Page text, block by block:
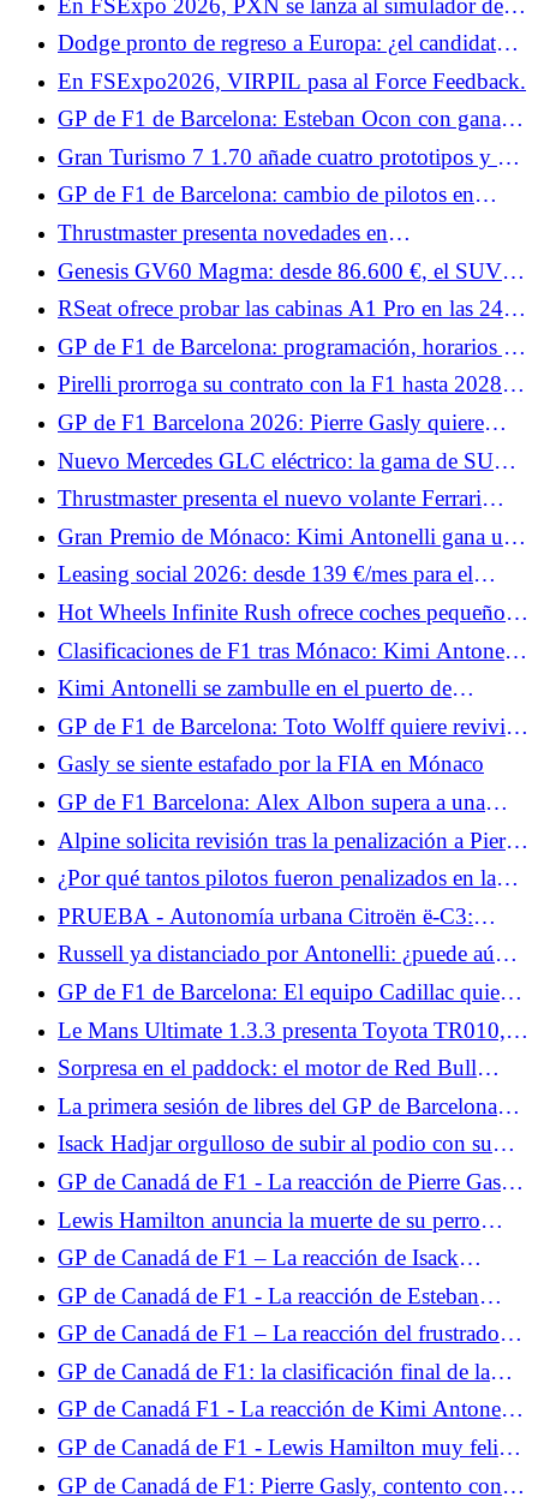
variante simplificada que lo convierte en... Prueba
lunes 8 de junio de 2026
vuelo.
Dodge pronto de regreso a Europa: ¿el candidato a
cargador eléctrico para Francia?
En FSExpo2026, VIRPIL pasa al Force Feedback.
GP de F1 de Barcelona: Esteban Ocon con ganas
de volver a terrenos conocidos
Gran Turismo 7 1.70 añade cuatro prototipos y un
coche de seguridad para las 24 Horas de Le Mans.
GP de F1 de Barcelona: cambio de pilotos en
Williams y Cadillac el viernes
Thrustmaster presenta novedades en
FlightSimExpo 2026.
Genesis GV60 Magma: desde 86.600 €, el SUV
deportivo eléctrico llega a Francia
RSeat ofrece probar las cabinas A1 Pro en las 24
Horas de Le Mans, promos y BDH Active Shifter.
GP de F1 de Barcelona: programación, horarios y
canales de TV para el fin de semana, ¿Kimi
Antonelli sigue imbatible?
Pirelli prorroga su contrato con la F1 hasta 2028:
apuesta por la estabilidad
GP de F1 Barcelona 2026: Pierre Gasly quiere
deshacerse de la decepción de Mónaco
Nuevo Mercedes GLC eléctrico: la gama de SUV
eléctricos se amplía, los precios bajan
Thrustmaster presenta el nuevo volante Ferrari
499P X Las 24 Horas de Le Mans
Gran Premio de Mónaco: Kimi Antonelli gana una
carrera movida, Hadjar y Hamilton suben al podio
Leasing social 2026: desde 139 €/mes para el
Nissan Micra elegible, ¿es más atractivo que el
Renault 5?
Hot Wheels Infinite Rush ofrece coches pequeños
y un gran mundo abierto.
Clasificaciones de F1 tras Mónaco: Kimi Antonelli
lidera el campeonato, Hamilton segundo
Kimi Antonelli se zambulle en el puerto de
Mónaco tras su victoria.
GP de F1 de Barcelona: Toto Wolff quiere revivir a
George Russell
Gasly se siente estafado por la FIA en Mónaco
GP de F1 Barcelona: Alex Albon supera a una
leyenda de Williams este fin de semana
Alpine solicita revisión tras la penalización a Pierre
Gasly en Mónaco
¿Por qué tantos pilotos fueron penalizados en la
zona de boxes de Mónaco?
PRUEBA - Autonomía urbana Citroën ë-C3:
nuestra opinión al volante... A la espera del 2CV
eléctrico en 2028, la autonomía urbana ë-C3
constituye la puerta de entrada a... Prueba
miércoles 10 de junio de 2026
Russell ya distanciado por Antonelli: ¿puede aún
aspirar al título?
GP de F1 de Barcelona: El equipo Cadillac quiere
dar un paso adelante este fin de semana
Le Mans Ultimate 1.3.3 presenta Toyota TR010,
BMW M Hybrid V8 Evo y las 24 Horas de Le
Mans 2026.
Sorpresa en el paddock: el motor de Red Bull
Powertrains sería el más potente
La primera sesión de libres del GP de Barcelona
estará monopolizada por pilotos jóvenes.
Isack Hadjar orgulloso de subir al podio con su
ídolo, Lewis Hamilton
GP de Canadá de F1 - La reacción de Pierre Gasly
tras la clasificación: "Algo anda mal"
Lewis Hamilton anuncia la muerte de su perro
Roscoe.
GP de Canadá de F1 – La reacción de Isack
Hadjar, furioso tras la clasificación: “Hice una
vuelta de mierda”
GP de Canadá de F1 - La reacción de Esteban
Ocon tras la clasificación: "Tres vueltas para
adaptarse son demasiado cortas"
GP de Canadá de F1 – La reacción del frustrado
Charles Leclerc tras la clasificación: “Nunca me
funciona en Montreal”
GP de Canadá de F1: la clasificación final de la
carrera, Russell pierde a lo grande, Isack Hadjar en
el Top 5
GP de Canadá F1 - La reacción de Kimi Antonelli
al final, el italiano lamenta el abandono de Russell
GP de Canadá de F1 - Lewis Hamilton muy feliz
de encontrar el podio en Montreal: “Una sensación
increíble”
GP de Canadá de F1: Pierre Gasly, contento con el